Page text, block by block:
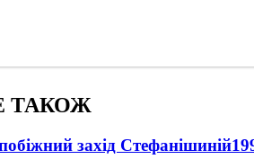
ТАКОЖ
захід Стефанішиній